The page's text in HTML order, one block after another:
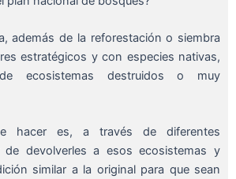
además de la reforestación o siembra
estratégicos y con especies nativas,
ecosistemas destruidos o muy
hacer es, a través de diferentes
de devolverles a esos ecosistemas y
similar a la original para que sean